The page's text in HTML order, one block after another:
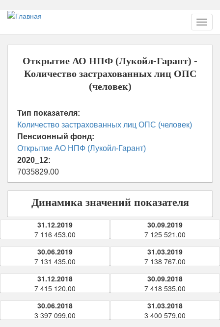
Перейти
основному
содержанию
Открытие АО НПФ (Лукойл-Гарант) -
Количество застрахованных лиц ОПС
(человек)
Тип показателя:
Количество застрахованных лиц ОПС (человек)
Пенсионный фонд:
Открытие АО НПФ (Лукойл-Гарант)
2020_12:
7035829.00
Динамика значений показателя
31.12.2019
7 116 453,00
30.09.2019
7 125 521,00
30.06.2019
7 131 435,00
31.03.2019
7 138 767,00
31.12.2018
7 415 120,00
30.09.2018
7 418 535,00
30.06.2018
3 397 099,00
31.03.2018
3 400 579,00